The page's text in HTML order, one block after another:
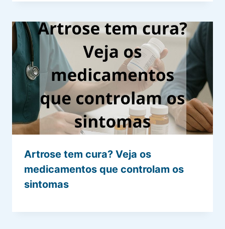
Artrose tem cura? Veja os
medicamentos que controlam os
sintomas